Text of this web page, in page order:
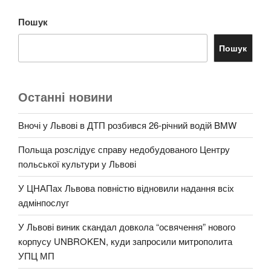
Пошук
Пошук
Останні новини
Вночі у Львові в ДТП розбився 26-річний водій BMW
Польща розслідує справу недобудованого Центру
польської культури у Львові
У ЦНАПах Львова повністю відновили надання всіх
адмінпослуг
У Львові виник скандал довкола “освячення” нового
корпусу UNBROKEN, куди запросили митрополита
УПЦ МП